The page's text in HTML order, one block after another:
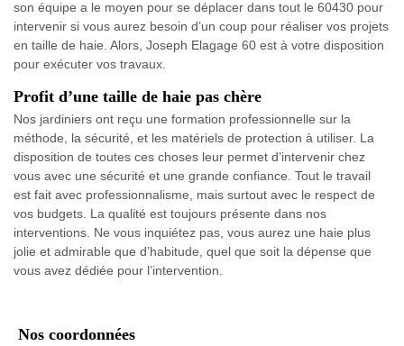
son équipe a le moyen pour se déplacer dans tout le 60430 pour
intervenir si vous aurez besoin d’un coup pour réaliser vos projets
en taille de haie. Alors, Joseph Elagage 60 est à votre disposition
pour exécuter vos travaux.
Profit d’une taille de haie pas chère
Nos jardiniers ont reçu une formation professionnelle sur la
méthode, la sécurité, et les matériels de protection à utiliser. La
disposition de toutes ces choses leur permet d’intervenir chez
vous avec une sécurité et une grande confiance. Tout le travail
est fait avec professionnalisme, mais surtout avec le respect de
vos budgets. La qualité est toujours présente dans nos
interventions. Ne vous inquiétez pas, vous aurez une haie plus
jolie et admirable que d’habitude, quel que soit la dépense que
vous avez dédiée pour l’intervention.
Nos coordonnées